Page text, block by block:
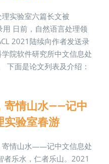
实验室六篇长文被
用 日前，自然语言处理领
2021陆续向作者发送录
院软件研究所中文信息处
下面是论文列表及介绍：
寄情山水——记中
实验室春游
寄情山水——记中文信息处
者乐水，仁者乐山。2021